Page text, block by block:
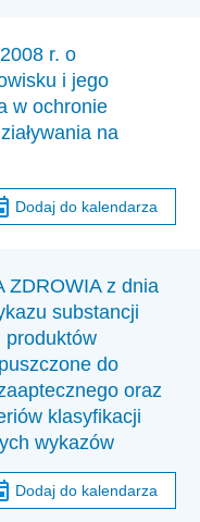
r. o
i jego
w ochronie
na
Dodaj do kalendarza
ZDROWIA z dnia
substancji
produktów
do
oraz
klasyfikacji
wykazów
Dodaj do kalendarza